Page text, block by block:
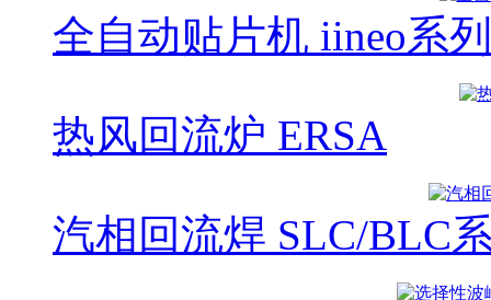
全自动贴片机 iineo系列
热风回流炉 ERSA
汽相回流焊 SLC/BLC